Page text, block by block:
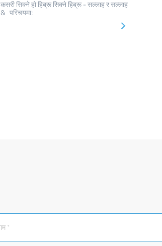
कसरी सिक्ने हो हिब्रू सिक्ने हिब्रू - सल्लाह र सल्लाह
& परिचयमा: